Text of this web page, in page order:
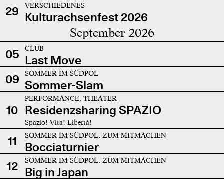
29 VERSCHIEDENES
Kulturachsenfest 2026
September 2026
05 CLUB
Last Move
09
SOMMER IM SÜDPOL
Sommer-Slam
10
PERFORMANCE, THEATER
Residenzsharing SPAZIO
Spazio! Vita! Libertà!
11 SOMMER IM SÜDPOL, ZUM MITMACHEN
Bocciaturnier
12
SOMMER IM SÜDPOL, ZUM MITMACHEN
Big in Japan